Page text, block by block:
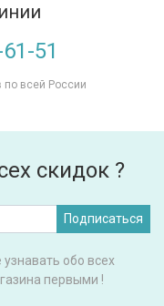
51
по всей России
скидок ?
Подписаться
обо всех
первыми !